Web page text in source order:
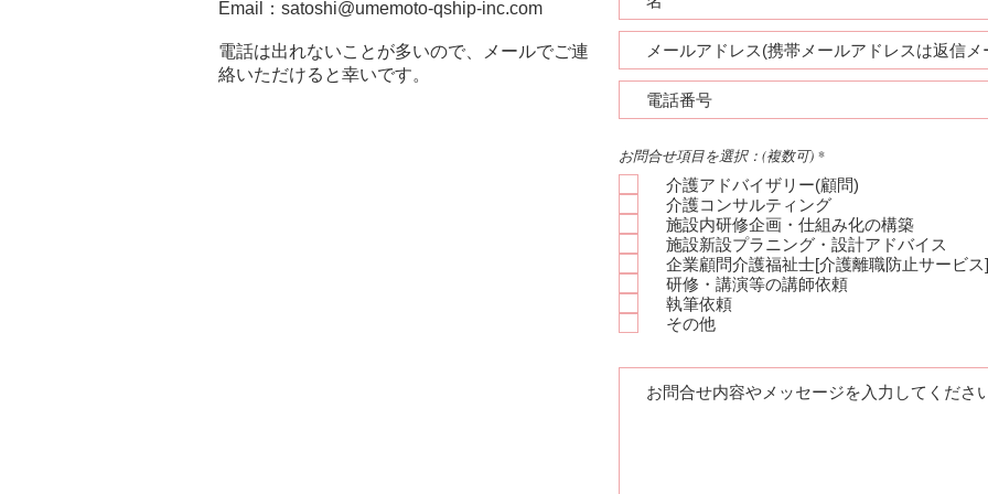
Email： satoshi@umemoto-qship-inc.com
​電話は出れないことが多いので、メールでご連
絡いただけると幸いです。
お問合せ項目を選択：(複数可) *必
項
目
介護アドバイザリー(顧問)
介護コンサルティング
施設内研修企画・仕組み化の構築
施設新設プラニング・設計アドバイス
企業顧問介護福祉士[介護離職防止サービス]
研修・講演等の講師依頼
執筆依頼
その他